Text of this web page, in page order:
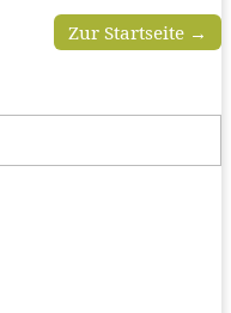
Zur Startseite →